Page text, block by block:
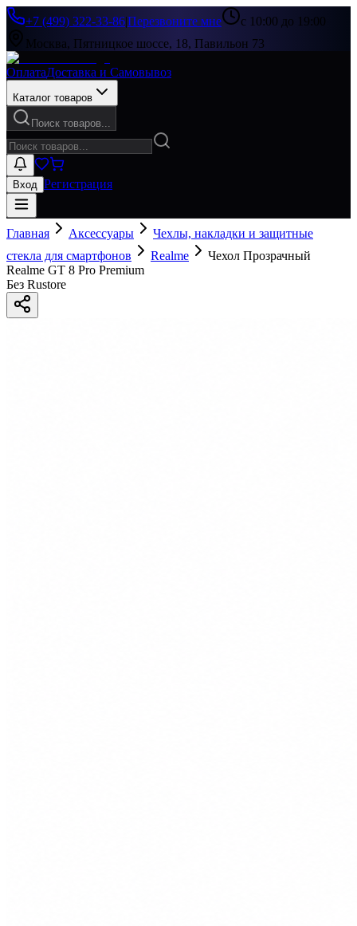
+7 (499) 322-33-86|Перезвоните мне
с 10:00 до 19:00
Москва, Пятницкое шоссе, 18, Павильон 73
ОплатаДоставка и Самовывоз
Каталог товаров
Поиск товаров...
Вход Регистрация
Главная Аксессуары
Чехлы, накладки и защитные
стекла для смартфонов
Realme
Чехол Прозрачный
Realme GT 8 Pro Premium
Без Rustore